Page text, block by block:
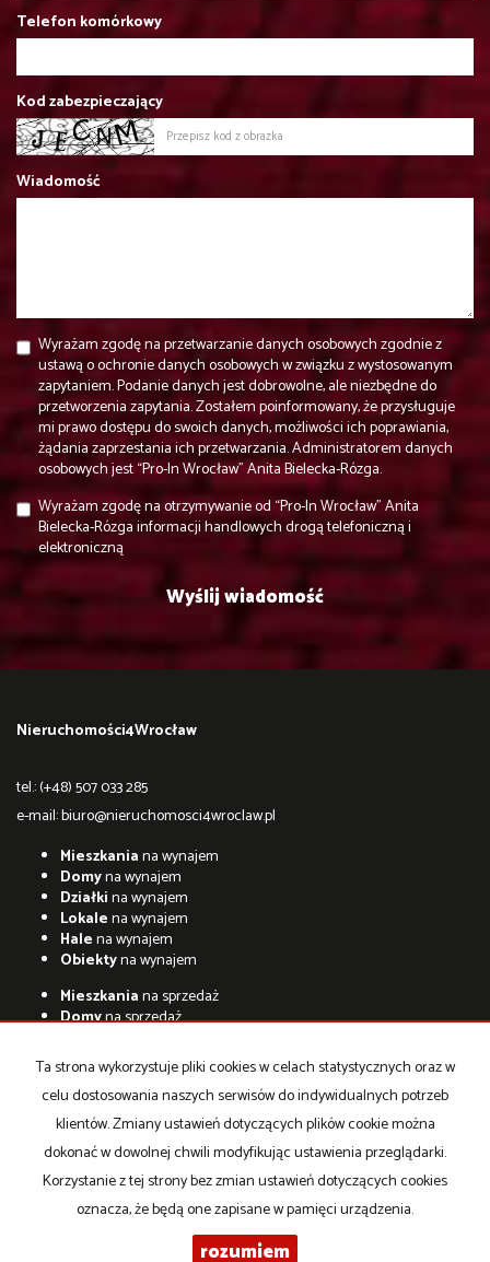
Telefon komórkowy
Kod zabezpieczający
Wiadomość
Wyrażam zgodę na przetwarzanie danych osobowych zgodnie z
ustawą o ochronie danych osobowych w związku z wystosowanym
zapytaniem. Podanie danych jest dobrowolne, ale niezbędne do
przetworzenia zapytania. Zostałem poinformowany, że przysługuje
mi prawo dostępu do swoich danych, możliwości ich poprawiania,
żądania zaprzestania ich przetwarzania. Administratorem danych
osobowych jest “Pro-In Wrocław” Anita Bielecka-Rózga.
Wyrażam zgodę na otrzymywanie od “Pro-In Wrocław” Anita
Bielecka-Rózga informacji handlowych drogą telefoniczną i
elektroniczną
Nieruchomości4Wrocław
tel.: (+48) 507 033 285
e-mail:biuro@nieruchomosci4wroclaw.pl
Mieszkaniana wynajem
Domyna wynajem
Działkina wynajem
Lokalena wynajem
Halena wynajem
Obiektyna wynajem
Mieszkaniana sprzedaż
Domyna sprzedaż
Lokalena sprzedaż
Halena sprzedaż
Obiektyna sprzedaż
Strona główna Kontakt kalkulator notatnik Kup Sprzedaj RODO
PRO-IN-WROCŁAW Anita Bielecka-Rózga
Galactica Virgo
Ta strona wykorzystuje pliki cookies w celach statystycznych oraz w
celu dostosowania naszych serwisów do indywidualnych potrzeb
klientów. Zmiany ustawień dotyczących plików cookie można
dokonać w dowolnej chwili modyfikując ustawienia przeglądarki.
Korzystanie z tej strony bez zmian ustawień dotyczących cookies
oznacza, że będą one zapisane w pamięci urządzenia.
rozumiem